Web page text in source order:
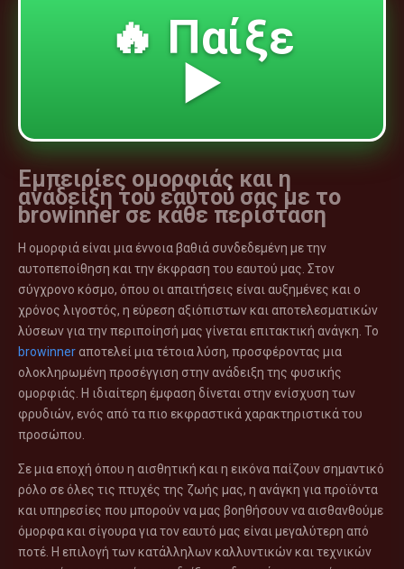
🔥 Παίξε
▶️
Εμπειρίες ομορφιάς και η
ανάδειξη του εαυτού σας με το
browinner σε κάθε περίσταση
Η ομορφιά είναι μια έννοια βαθιά συνδεδεμένη με την
αυτοπεποίθηση και την έκφραση του εαυτού μας. Στον
σύγχρονο κόσμο, όπου οι απαιτήσεις είναι αυξημένες και ο
χρόνος λιγοστός, η εύρεση αξιόπιστων και αποτελεσματικών
λύσεων για την περιποίησή μας γίνεται επιτακτική ανάγκη. Το
browinnerαποτελεί μια τέτοια λύση, προσφέροντας μια
ολοκληρωμένη προσέγγιση στην ανάδειξη της φυσικής
ομορφιάς. Η ιδιαίτερη έμφαση δίνεται στην ενίσχυση των
φρυδιών, ενός από τα πιο εκφραστικά χαρακτηριστικά του
προσώπου.
Σε μια εποχή όπου η αισθητική και η εικόνα παίζουν σημαντικό
ρόλο σε όλες τις πτυχές της ζωής μας, η ανάγκη για προϊόντα
και υπηρεσίες που μπορούν να μας βοηθήσουν να αισθανθούμε
όμορφα και σίγουρα για τον εαυτό μας είναι μεγαλύτερη από
ποτέ. Η επιλογή των κατάλληλων καλλυντικών και τεχνικών